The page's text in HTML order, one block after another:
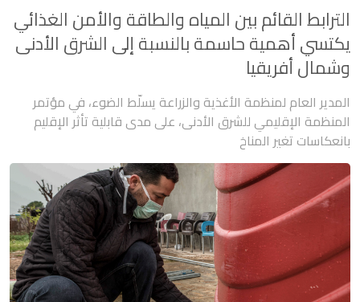
الترابط القائم بين المياه والطاقة والأمن الغذائي
يكتسي أهمية حاسمة بالنسبة إلى الشرق الأدنى
وشمال أفريقيا
المدير العام لمنظمة الأغذية والزراعة يسلّط الضوء، في مؤتمر
المنظمة الإقليمي للشرق الأدنى، على مدى قابلية تأثر الإقليم
بانعكاسات تغير المناخ